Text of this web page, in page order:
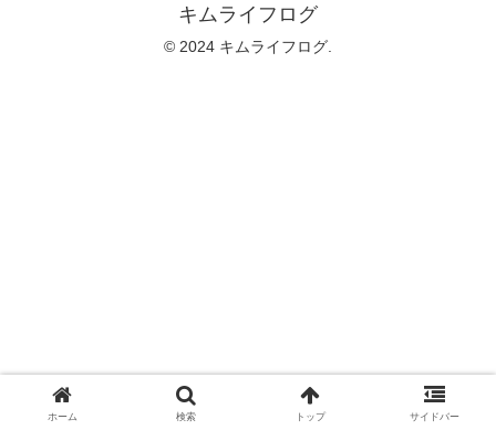
キムライフログ
© 2024 キムライフログ.
ホーム 検索 トップ サイドバー